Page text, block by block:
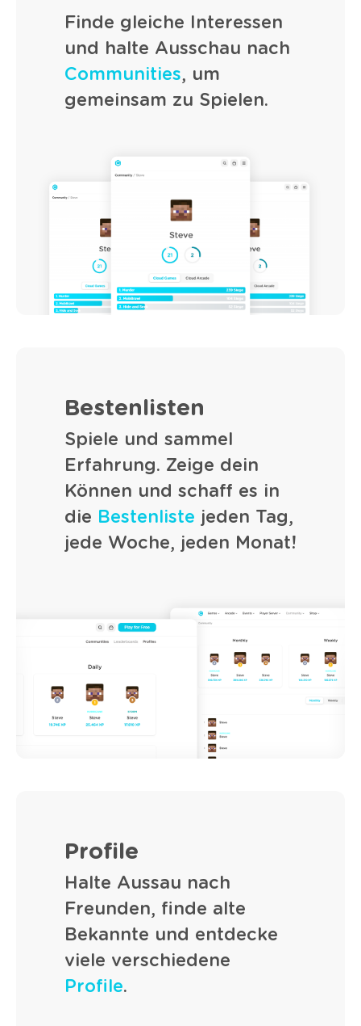
Finde gleiche Interessen
und halte Ausschau nach
Communities, um
gemeinsam zu Spielen.
Bestenlisten
Spiele und sammel
Erfahrung. Zeige dein
Können und schaff es in
die Bestenliste jeden Tag,
jede Woche, jeden Monat!
Profile
Halte Aussau nach
Freunden, finde alte
Bekannte und entdecke
viele verschiedene
Profile.